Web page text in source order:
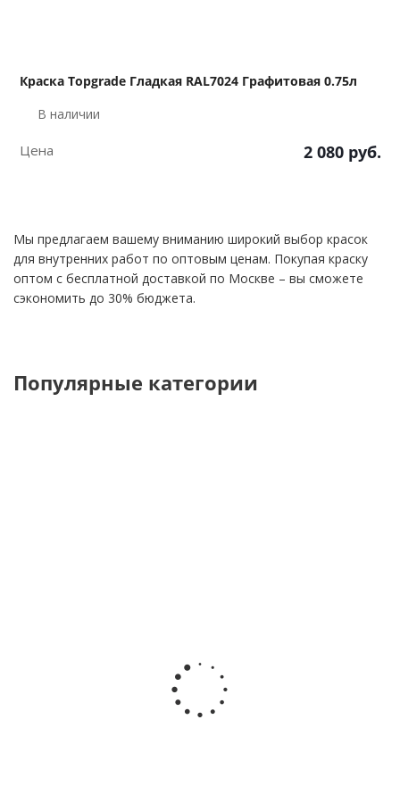
Краска Topgrade Гладкая RAL7024 Графитовая 0.75л
В наличии
Цена 2 080 руб.
Мы предлагаем вашему вниманию широкий выбор красок
для внутренних работ по оптовым ценам. Покупая краску
оптом с бесплатной доставкой по Москве – вы сможете
сэкономить до 30% бюджета.
Популярные категории